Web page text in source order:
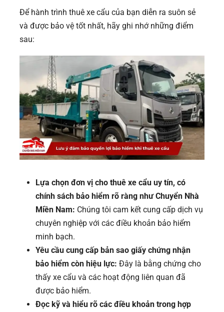
Để hành trình thuê xe cẩu của bạn diễn ra suôn sẻ
và được bảo vệ tốt nhất, hãy ghi nhớ những điểm
sau:
Lựa chọn đơn vị cho thuê xe cẩu uy tín, có
chính sách bảo hiểm rõ ràng như Chuyển Nhà
Miền Nam: Chúng tôi cam kết cung cấp dịch vụ
chuyên nghiệp với các điều khoản bảo hiểm
minh bạch.
Yêu cầu cung cấp bản sao giấy chứng nhận
bảo hiểm còn hiệu lực: Đây là bằng chứng cho
thấy xe cẩu và các hoạt động liên quan đã
được bảo hiểm.
Đọc kỹ và hiểu rõ các điều khoản trong hợp